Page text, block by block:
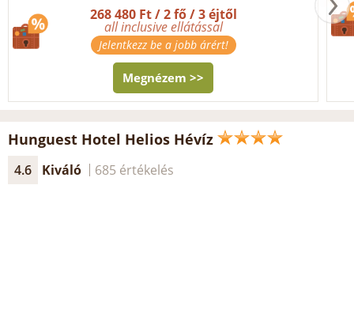
268 480 Ft / 2 fő / 3 éjtől
all inclusive ellátással
Jelentkezz be a jobb árért!
Megnézem >>
Hunguest Hotel Helios Hévíz
4.6 Kiváló 685 értékelés